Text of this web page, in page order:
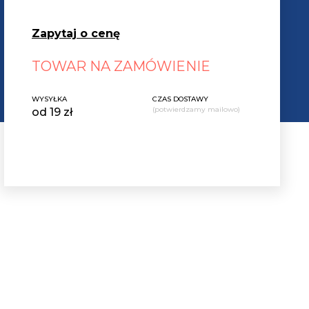
Zapytaj o cenę
TOWAR NA ZAMÓWIENIE
WYSYŁKA
od 19 zł
CZAS DOSTAWY
(potwierdzamy mailowo)